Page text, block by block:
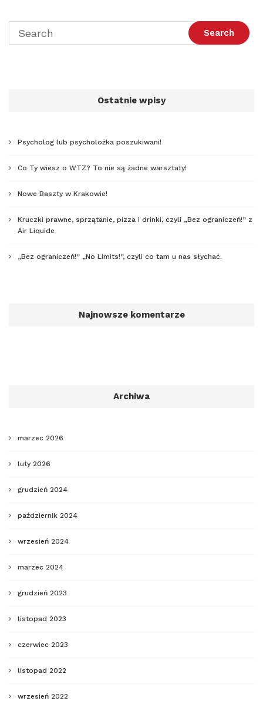
Ostatnie wpisy
Psycholog lub psycholożka poszukiwani!
Co Ty wiesz o WTZ? To nie są żadne warsztaty!
Nowe Baszty w Krakowie!
Kruczki prawne, sprzątanie, pizza i drinki, czyli „Bez ograniczeń!” z
Air Liquide
„Bez ograniczeń!” „No Limits!”, czyli co tam u nas słychać.
Najnowsze komentarze
Archiwa
marzec 2026
luty 2026
grudzień 2024
październik 2024
wrzesień 2024
marzec 2024
grudzień 2023
listopad 2023
czerwiec 2023
listopad 2022
wrzesień 2022